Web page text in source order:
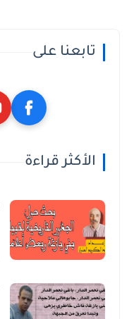
تابعنا على
الأكثر قراءة